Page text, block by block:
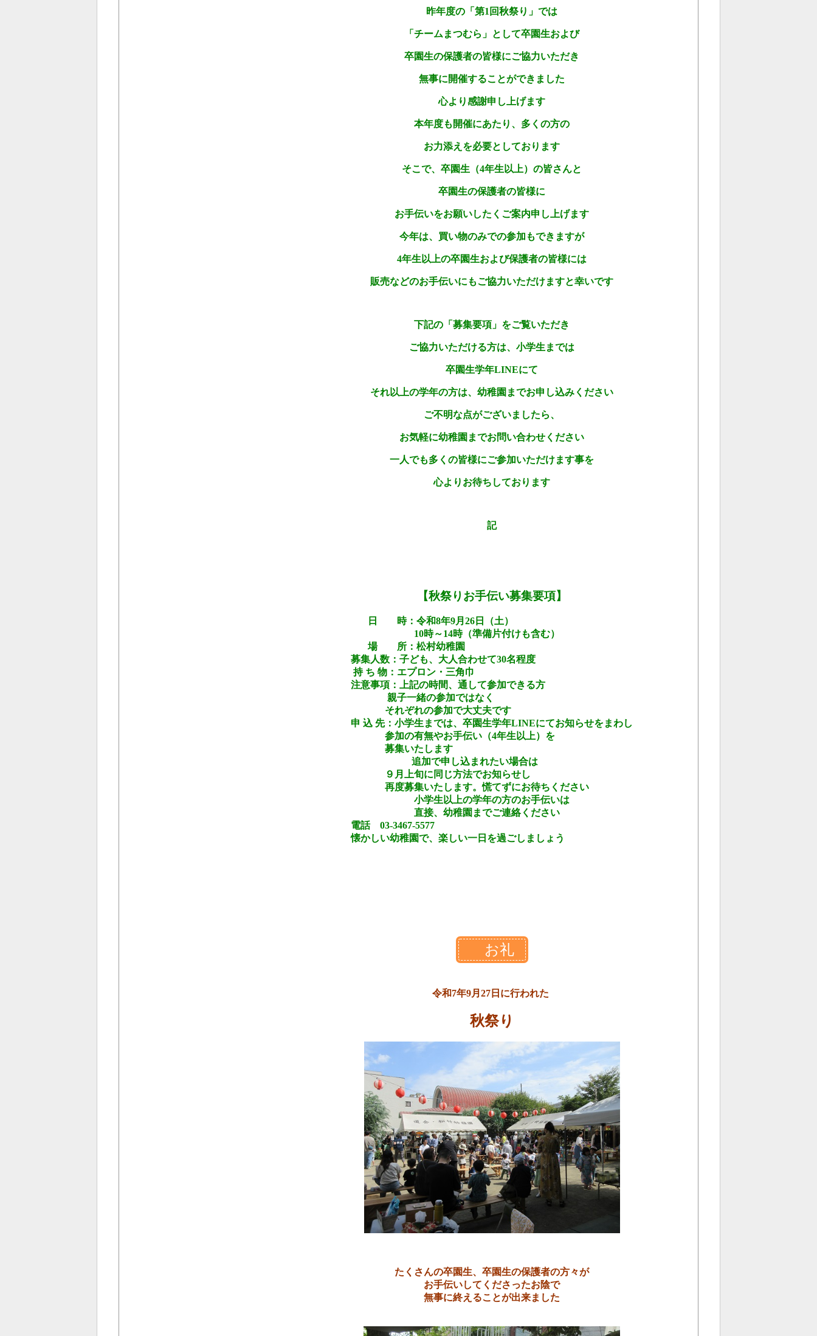
昨年度の「第1回秋祭り」 では
「チームまつむら」として卒園生および
卒園生の保護者の皆様にご協力いただき
無事に開催することができました
心より感謝申し上げます
本年度も開催にあたり、多くの方の
お力添えを必要としております
そこで、 卒園生（4年生以上）の皆さんと
卒園生の保護者の皆様に
お手伝いをお願いしたくご案内申し上げます
今年は、買い物のみでの参加もできますが
4年生以上の卒園生および保護者の皆様には
販売などのお手伝いにもご協力いただけますと幸いです
下記の「募集要項」をご覧いただき
ご協力いただける方は、小学生までは
卒園生学年LINEにて
それ以上の学年の方は、 幼稚園までお申し込みください
ご不明な点がございましたら、
お気軽に幼稚園までお問い合わせください
一人でも多くの皆様にご参加いただけます事を
心よりお待ちしております
記
【秋祭りお手伝い募集要項】
日 時：令和8年9月26日（土）
10時～14時（準備片付けも含む）
場 所：松村幼稚園
募集人数：子ども、大人合わせて30名程度
持 ち 物：エプロン・三角巾
注意事項：上記の時間、通して参加できる方
親子一緒の参加ではなく
それぞれの参加で大丈夫です
申 込 先：小学生までは、卒園生学年LINEにてお知らせをまわし
参加の有無やお手伝い（4年生以上）を
募集いたします
追加で申し込まれたい場合は
９月上旬に同じ方法でお知らせし
再度募集いたします。慌てずにお待ちください
小学生以上の学年の方のお手伝いは
直接、 幼稚園までご連絡ください
電話 03-3467-5577
懐かしい幼稚園で、楽しい一日を過ごしましょう
お礼
令和7年9月27日に行われた
秋祭り
たくさんの卒園生、卒園生の保護者の方々が
お手伝いしてくださったお陰で
無事に終えることが出来ました